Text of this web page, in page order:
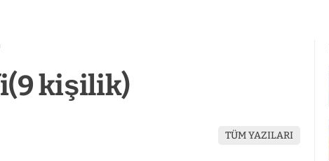
kişilik)
TÜM YAZILARI